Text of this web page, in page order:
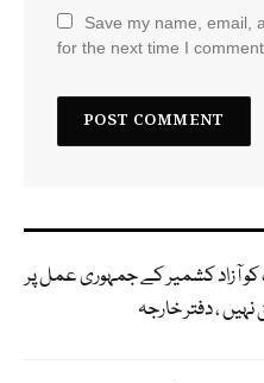
Save my name, email,
for the next time I comment.
کو آزاد کشمیر کے جمہوری عمل پر
، دفتر خارجہ